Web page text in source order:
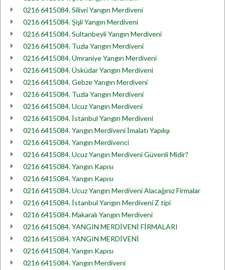
0216 6415084. Silivri Yangın Merdiveni
0216 6415084. Şişli Yangın Merdiveni
0216 6415084. Sultanbeyli Yangın Merdiveni
0216 6415084. Tuzla Yangın Merdiveni
0216 6415084. Ümraniye Yangın Merdiveni
0216 6415084. Üsküdar Yangın Merdiveni
0216 6415084. Gebze Yangın Merdiveni
0216 6415084. Tuzla Yangın Merdiveni
0216 6415084. Ucuz Yangın Merdiveni
0216 6415084. İstanbul Yangın Merdiveni
0216 6415084. Yangın Merdiveni İmalatı Yapılışı
0216 6415084. Yangın Merdivenci
0216 6415084. Ucuz Yangın Merdiveni Güvenli Midir?
0216 6415084. Yangın Kapısı
0216 6415084. Yangın Kapısı
0216 6415084. Ucuz Yangın Merdiveni Alacağınız Firmalar
0216 6415084. İstanbul Yangın Merdiveni Z tipi
0216 6415084. Makaralı Yangın Merdiveni
0216 6415084. YANGIN MERDİVENİ FİRMALARI
0216 6415084. YANGIN MERDİVENİ
0216 6415084. Yangın Kapısı
0216 6415084. Yangın Merdiveni